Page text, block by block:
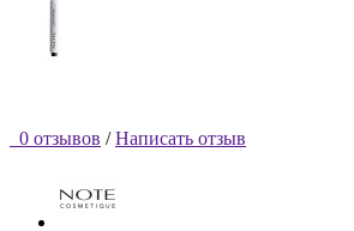
0 отзывов / Написать отзыв